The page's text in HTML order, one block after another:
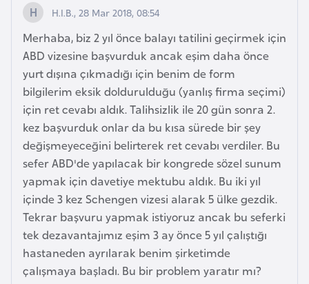
H.I.B., 28 Mar 2018, 08:54
Merhaba, biz 2 yıl önce balayı tatilini geçirmek için
ABD vizesine başvurduk ancak eşim daha önce
yurt dışına çıkmadığı için benim de form
bilgilerim eksik doldurulduğu (yanlış firma seçimi)
için ret cevabı aldık. Talihsizlik ile 20 gün sonra 2.
kez başvurduk onlar da bu kısa sürede bir şey
değişmeyeceğini belirterek ret cevabı verdiler. Bu
sefer ABD'de yapılacak bir kongrede sözel sunum
yapmak için davetiye mektubu aldık. Bu iki yıl
içinde 3 kez Schengen vizesi alarak 5 ülke gezdik.
Tekrar başvuru yapmak istiyoruz ancak bu seferki
tek dezavantajımız eşim 3 ay önce 5 yıl çalıştığı
hastaneden ayrılarak benim şirketimde
çalışmaya başladı. Bu bir problem yaratır mı?
i
y
e
t
i
C
e
z
y
i
r
C